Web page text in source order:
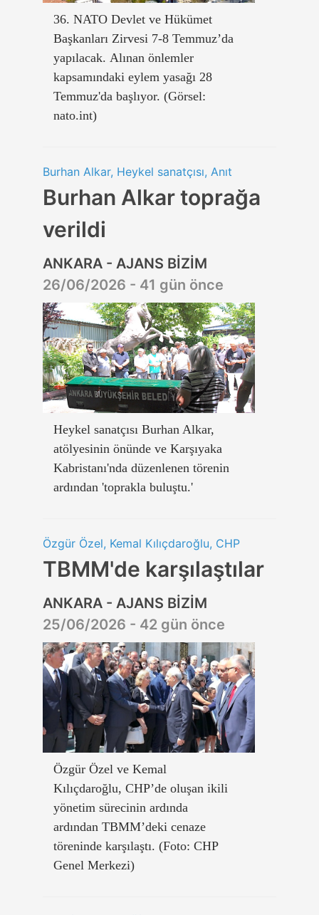
36. NATO Devlet ve Hükümet
Başkanları Zirvesi 7-8 Temmuz’da
yapılacak. Alınan önlemler
kapsamındaki eylem yasağı 28
Temmuz'da başlıyor. (Görsel:
nato.int)
Burhan Alkar, Heykel sanatçısı, Anıt
Burhan Alkar toprağa
verildi
ANKARA - AJANS BİZİM
26/06/2026 - 41 gün önce
Heykel sanatçısı Burhan Alkar,
atölyesinin önünde ve Karşıyaka
Kabristanı'nda düzenlenen törenin
ardından 'toprakla buluştu.'
Özgür Özel, Kemal Kılıçdaroğlu, CHP
TBMM'de karşılaştılar
ANKARA - AJANS BİZİM
25/06/2026 - 42 gün önce
Özgür Özel ve Kemal
Kılıçdaroğlu, CHP’de oluşan ikili
yönetim sürecinin ardında
ardından TBMM’deki cenaze
töreninde karşılaştı. (Foto: CHP
Genel Merkezi)